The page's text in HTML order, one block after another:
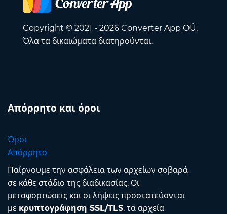
Copyright © 2021 - 2026 Converter App OÜ.
Όλα τα δικαιώματα διατηρούνται.
Απόρρητο και όροι
Όροι
Απόρρητο
Παίρνουμε την ασφάλεια των αρχείων σοβαρά
σε κάθε στάδιο της διαδικασίας. Οι
μεταφορτώσεις και οι λήψεις προστατεύονται
με κρυπτογράφηση SSL/TLS, τα αρχεία